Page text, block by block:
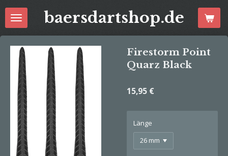
Zum
Hauptinhalt
baersdartshop.de
Firestorm Point
Quarz Black
15,95 €
Länge